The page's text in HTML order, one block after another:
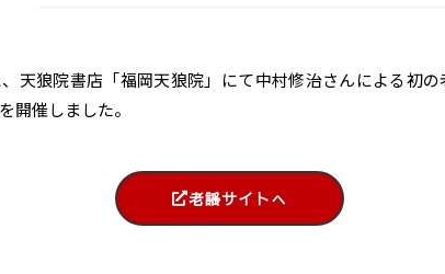
天狼院書店「福岡天狼院」にて中村修治さんによる初の
開催しました。
老謡サイトへ